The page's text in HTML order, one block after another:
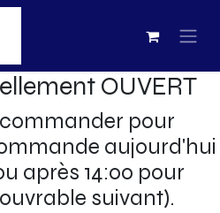
OUVERT
pour
aujourd'hui
après 14:00 pour
suivant).